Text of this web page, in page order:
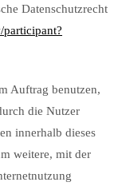
Datenschutzrecht
Auftrag benutzen,
die Nutzer
innerhalb dieses
weitere, mit der